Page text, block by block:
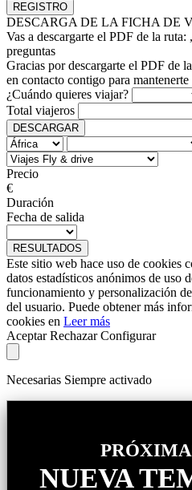
DESCARGA DE LA FICHA DE
Vas a descargarte el PDF de la ruta:
preguntas
Gracias por descargarte el PDF de
en contacto contigo para
¿Cuándo quieres viajar?
Total viajeros
DESCARGAR
Precio
€
Duración
Fecha de salida
RESULTADOS
Este sitio web hace uso de cookies
datos estadísticos anónimos de uso
funcionamiento y personalización
del usuario. Puede obtener más
cookies en Leer más
Aceptar Rechazar Configurar
Necesarias Siempre activado
NUEVA